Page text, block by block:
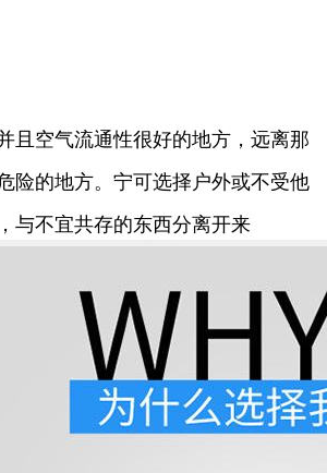
且空气流通性很好的地方，远离那
险的地方。宁可选择户外或不受他
与不宜共存的东西分离开来